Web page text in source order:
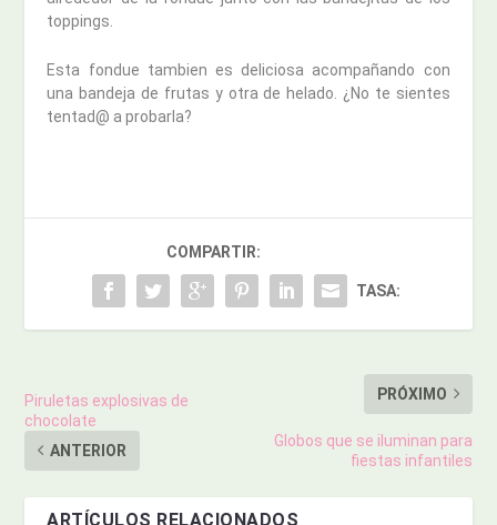
toppings.
Esta fondue tambien es deliciosa acompañando con
una bandeja de frutas y otra de helado. ¿No te sientes
tentad@ a probarla?
COMPARTIR:
TASA:
Piruletas explosivas de
chocolate
ANTERIOR
PRÓXIMO
Globos que se iluminan para
fiestas infantiles
ARTÍCULOS RELACIONADOS